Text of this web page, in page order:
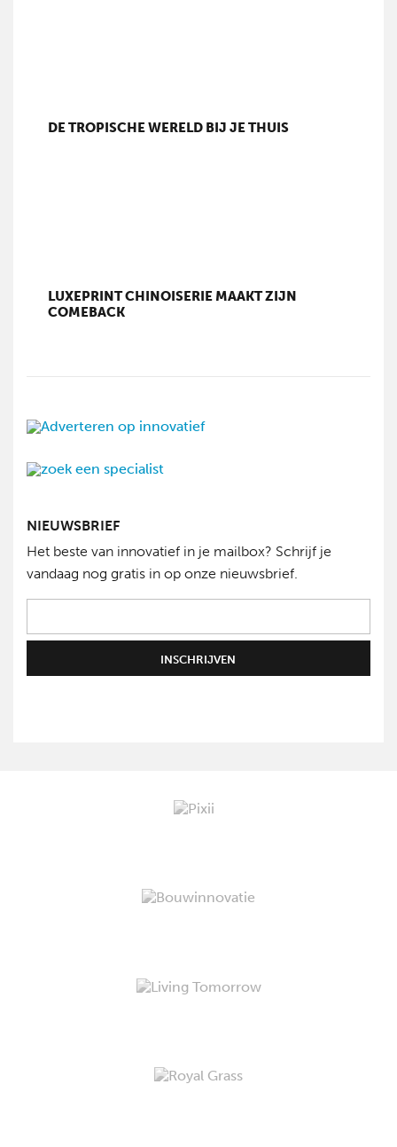
DE TROPISCHE WERELD BIJ JE THUIS
LUXEPRINT CHINOISERIE MAAKT ZIJN
COMEBACK
NIEUWSBRIEF
Het beste van innovatief in je mailbox? Schrijf je
vandaag nog gratis in op onze nieuwsbrief.